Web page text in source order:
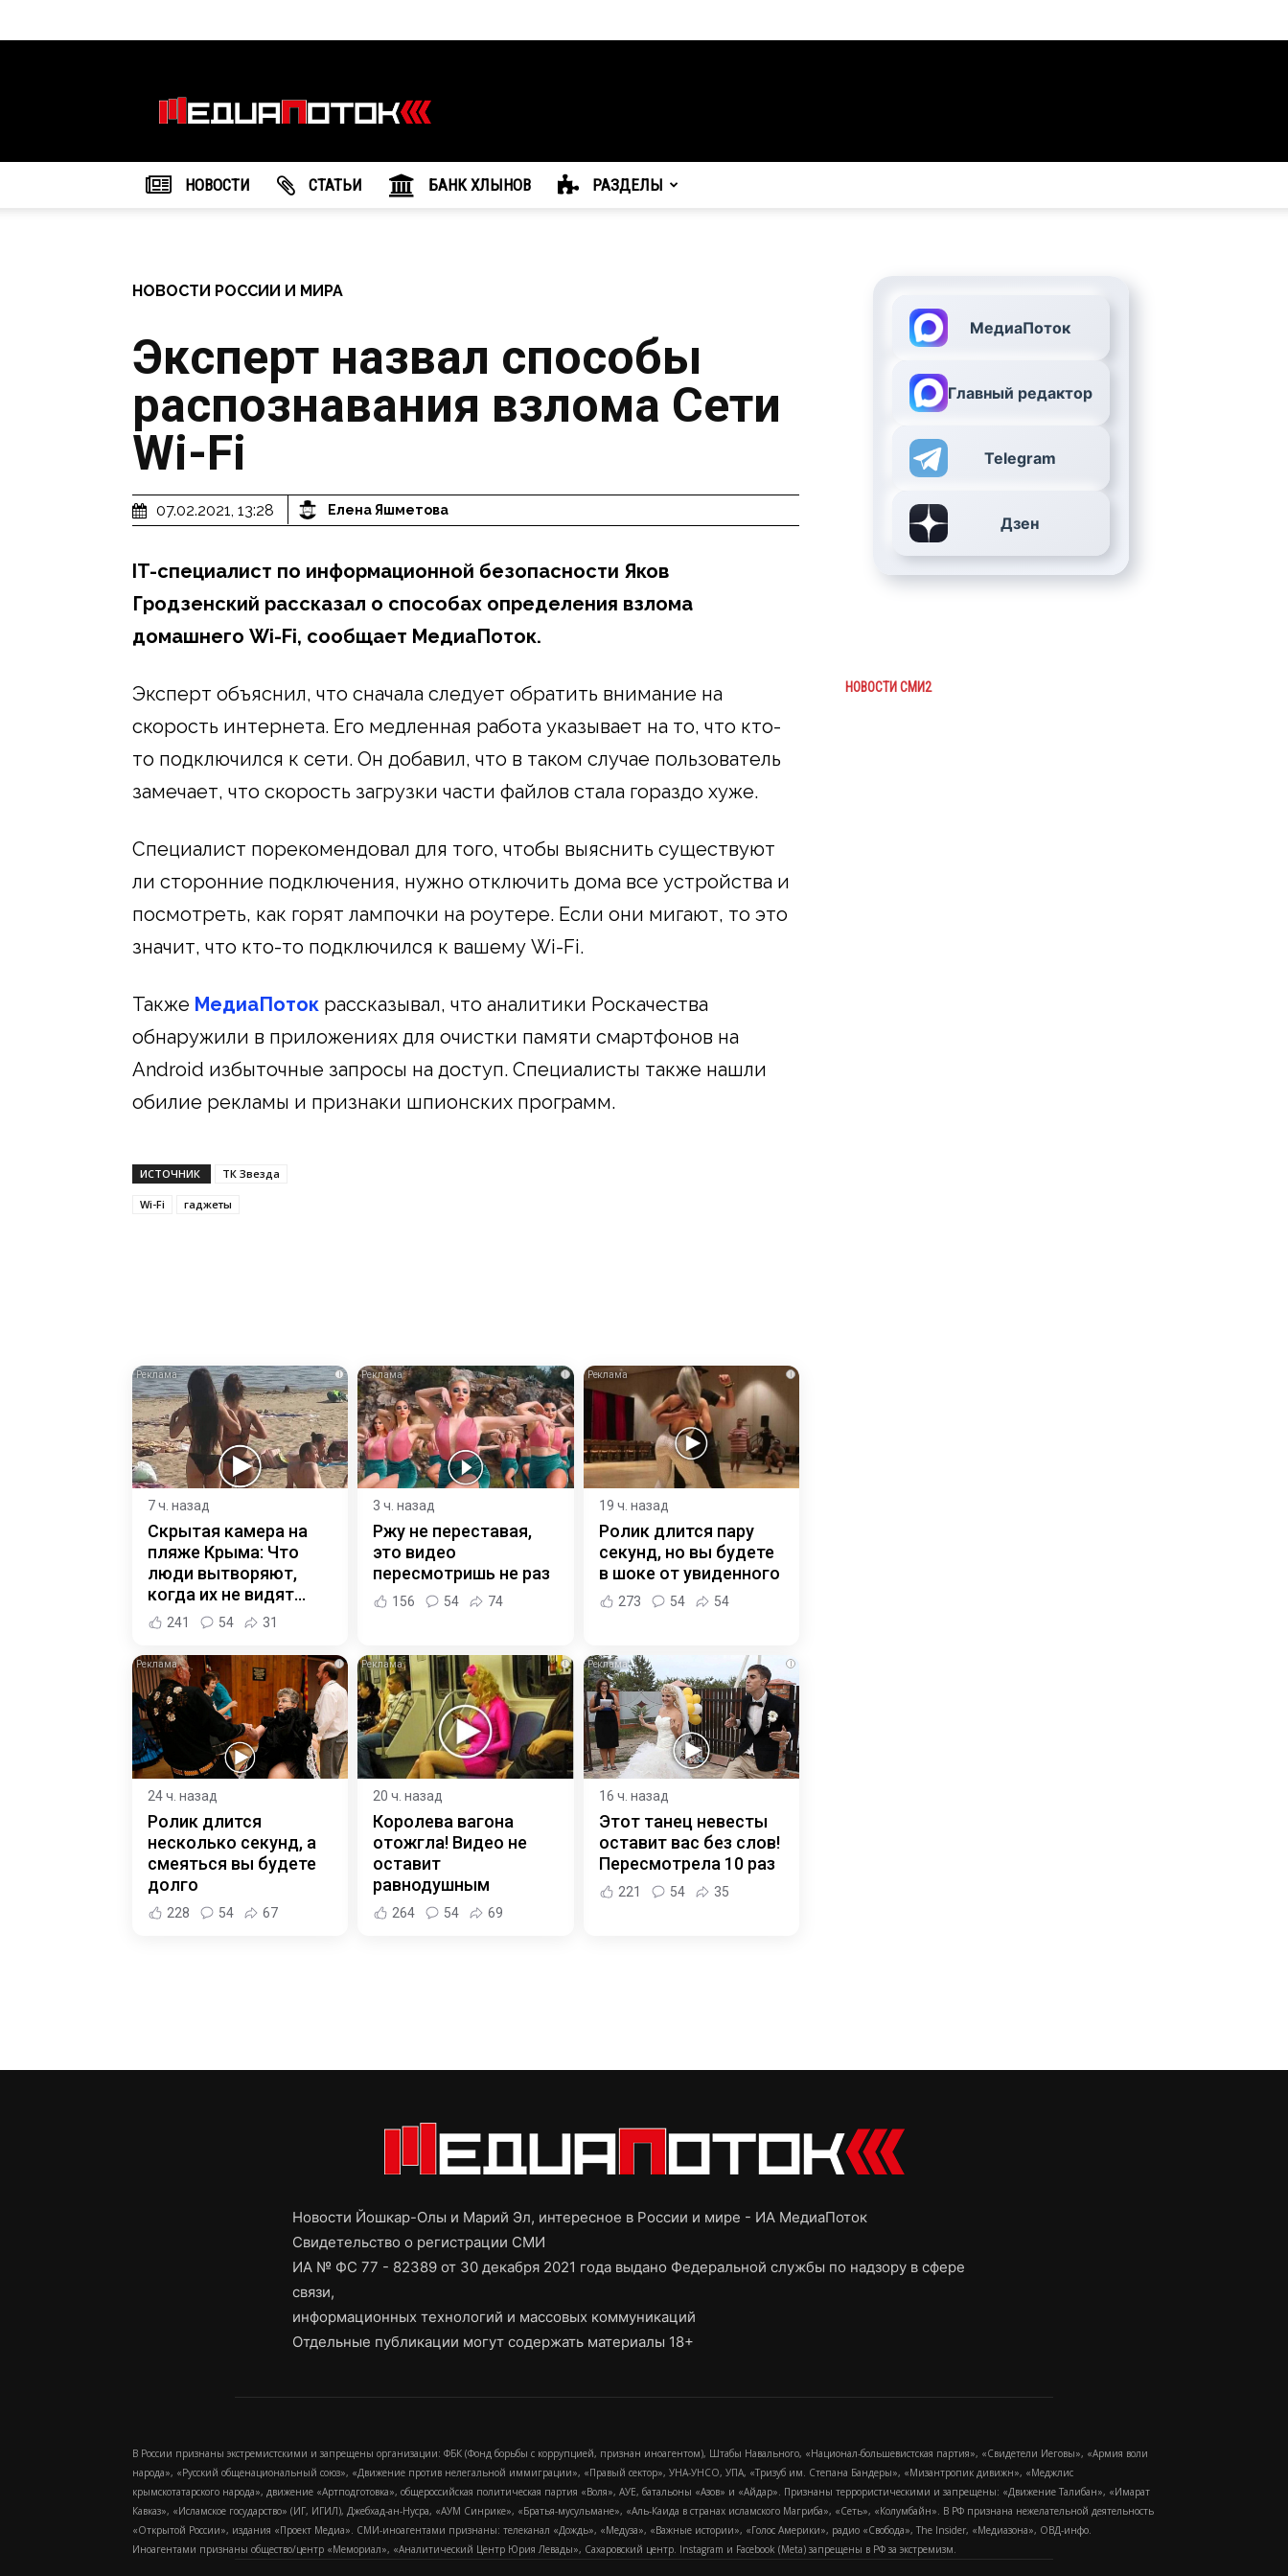
агентство
"МедиаПоток"
НОВОСТИ CТАТЬИ БАНК ХЛЫНОВ РАЗДЕЛЫ
НОВОСТИ РОССИИ И МИРА
Эксперт назвал способы
распознавания взлома Сети
Wi-Fi
07.02.2021, 13:28 Елена Яшметова
IT-специалист по информационной безопасности Яков
Гродзенский рассказал о способах определения взлома
домашнего Wi-Fi, сообщает МедиаПоток.
Эксперт объяснил, что сначала следует обратить внимание на
скорость интернета. Его медленная работа указывает на то, что кто-
то подключился к сети. Он добавил, что в таком случае пользователь
замечает, что скорость загрузки части файлов стала гораздо хуже.
Специалист порекомендовал для того, чтобы выяснить существуют
ли сторонние подключения, нужно отключить дома все устройства и
посмотреть, как горят лампочки на роутере. Если они мигают, то это
значит, что кто-то подключился к вашему Wi-Fi.
Также МедиаПоток рассказывал, что аналитики Роскачества
обнаружили в приложениях для очистки памяти смартфонов на
Android избыточные запросы на доступ. Специалисты также нашли
обилие рекламы и признаки шпионских программ.
ИСТОЧНИК ТК Звезда
Wi-Fi гаджеты
i
7 ч. назад
Скрытая камера на
пляже Крыма: Что
люди вытворяют,
когда их не видят...
241 54 31
i
3 ч. назад
Ржу не переставая,
это видео
пересмотришь не раз
156 54 74
i
19 ч. назад
Ролик длится пару
секунд, но вы будете
в шоке от увиденного
273 54 54
i
24 ч. назад
Ролик длится
несколько секунд, а
смеяться вы будете
долго
228 54 67
i
20 ч. назад
Королева вагона
отожгла! Видео не
оставит
равнодушным
264 54 69
i
16 ч. назад
Этот танец невесты
оставит вас без слов!
Пересмотрела 10 раз
221 54 35
МедиаПоток
Главный редактор
Telegram
Дзен
НОВОСТИ СМИ2
Новости Йошкар-Олы и Марий Эл, интересное в России и мире - ИА МедиаПоток
Свидетельство о регистрации СМИ
ИА № ФС 77 - 82389 от 30 декабря 2021 года выдано Федеральной службы по надзору в сфере
связи,
информационных технологий и массовых коммуникаций
Отдельные публикации могут содержать материалы 18+
В России признаны экстремистскими и запрещены организации: ФБК (Фонд борьбы с коррупцией, признан иноагентом), Штабы Навального, «Национал-большевистская партия», «Свидетели Иеговы», «Армия воли
народа», «Русский общенациональный союз», «Движение против нелегальной иммиграции», «Правый сектор», УНА-УНСО, УПА, «Тризуб им. Степана Бандеры», «Мизантропик дивижн», «Меджлис
крымскотатарского народа», движение «Артподготовка», общероссийская политическая партия «Воля», АУЕ, батальоны «Азов» и «Айдар». Признаны террористическими и запрещены: «Движение Талибан», «Имарат
Кавказ», «Исламское государство» (ИГ, ИГИЛ), Джебхад-ан-Нусра, «АУМ Синрике», «Братья-мусульмане», «Аль-Каида в странах исламского Магриба», «Сеть», «Колумбайн». В РФ признана нежелательной деятельность
«Открытой России», издания «Проект Медиа». СМИ-иноагентами признаны: телеканал «Дождь», «Медуза», «Важные истории», «Голос Америки», радио «Свобода», The Insider, «Медиазона», ОВД-инфо.
Иноагентами признаны общество/центр «Мемориал», «Аналитический Центр Юрия Левады», Сахаровский центр. Instagram и Facebook (Metа) запрещены в РФ за экстремизм.